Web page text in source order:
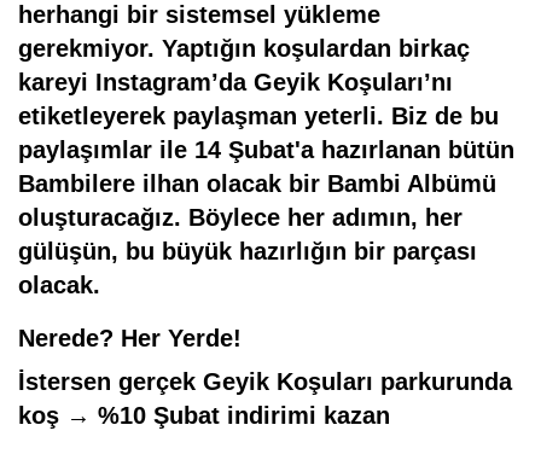
herhangi bir sistemsel yükleme
gerekmiyor. Yaptığın koşulardan birkaç
kareyi Instagram’da Geyik Koşuları’nı
etiketleyerek paylaşman yeterli. Biz de bu
paylaşımlar ile 14 Şubat'a hazırlanan bütün
Bambilere ilhan olacak bir Bambi Albümü
oluşturacağız. Böylece her adımın, her
gülüşün, bu büyük hazırlığın bir parçası
olacak.
Nerede? Her Yerde!
İstersen gerçek Geyik Koşuları parkurunda
koş → %10 Şubat indirimi kazan